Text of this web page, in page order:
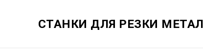
СТАНКИ ДЛЯ РЕЗКИ